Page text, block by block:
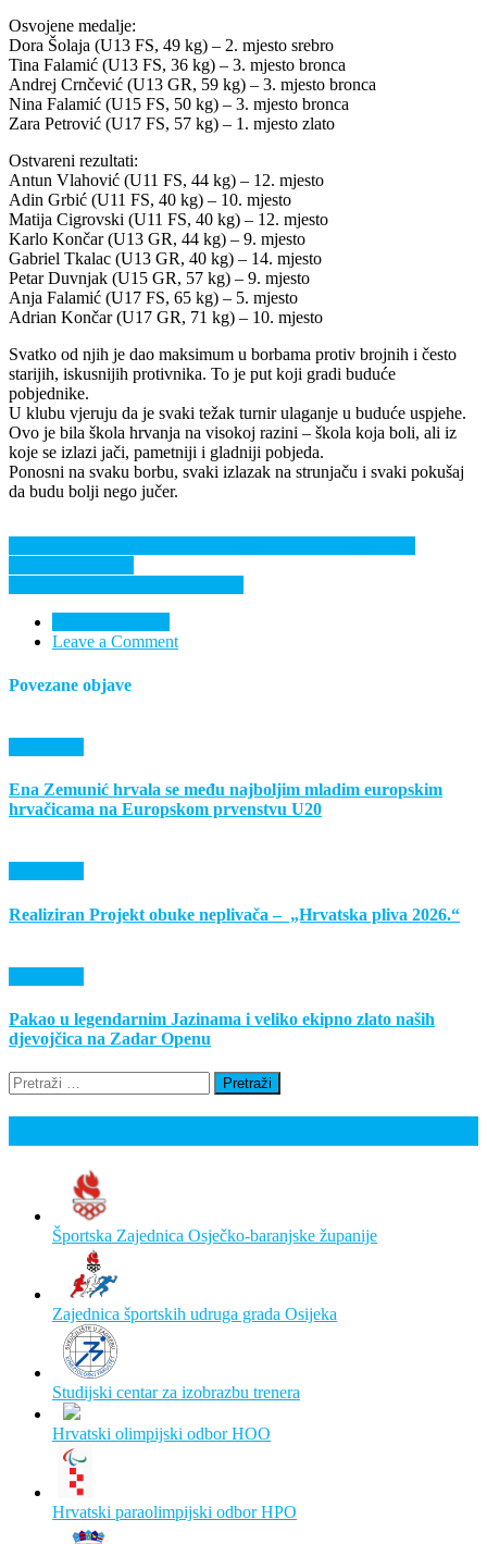
Osvojene medalje:
Dora Šolaja (U13 FS, 49 kg) – 2. mjesto srebro
Tina Falamić (U13 FS, 36 kg) – 3. mjesto bronca
Andrej Crnčević (U13 GR, 59 kg) – 3. mjesto bronca
Nina Falamić (U15 FS, 50 kg) – 3. mjesto bronca
Zara Petrović (U17 FS, 57 kg) – 1. mjesto zlato
Ostvareni rezultati:
Antun Vlahović (U11 FS, 44 kg) – 12. mjesto
Adin Grbić (U11 FS, 40 kg) – 10. mjesto
Matija Cigrovski (U11 FS, 40 kg) – 12. mjesto
Karlo Končar (U13 GR, 44 kg) – 9. mjesto
Gabriel Tkalac (U13 GR, 40 kg) – 14. mjesto
Petar Duvnjak (U15 GR, 57 kg) – 9. mjesto
Anja Falamić (U17 FS, 65 kg) – 5. mjesto
Adrian Končar (U17 GR, 71 kg) – 10. mjesto
Svatko od njih je dao maksimum u borbama protiv brojnih i često
starijih, iskusnijih protivnika. To je put koji gradi buduće
pobjednike.
U klubu vjeruju da je svaki težak turnir ulaganje u buduće uspjehe.
Ovo je bila škola hrvanja na visokoj razini – škola koja boli, ali iz
koje se izlazi jači, pametniji i gladniji pobjeda.
Ponosni na svaku borbu, svaki izlazak na strunjaču i svaki pokušaj
da budu bolji nego jučer.
Navigacija
objava
Leave a Comment
Povezane objave
Ena Zemunić hrvala se među najboljim mladim europskim
hrvačicama na Europskom prvenstvu U20
Realiziran Projekt obuke neplivača – „Hrvatska pliva 2026.“
Pakao u legendarnim Jazinama i veliko ekipno zlato naših
djevojčica na Zadar Openu
Pretraži:
Športska Zajednica Osječko-baranjske županije
Zajednica športskih udruga grada Osijeka
Studijski centar za izobrazbu trenera
Hrvatski olimpijski odbor HOO
Hrvatski paraolimpijski odbor HPO